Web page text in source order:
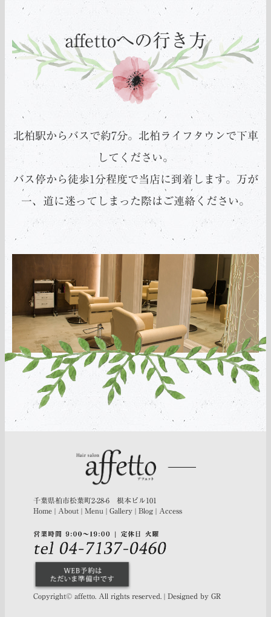
affettoへの行き方
北柏駅からバスで約7分。北柏ライフタウンで下車
してください。
バス停から徒歩1分程度で当店に到着します。万が
一、道に迷ってしまった際はご連絡ください。
千葉県柏市松葉町2-28-6 根本ビル101
Home
About Menu Gallery Blog Access
Copyright© affetto. All rights reserved. | Designed by GR